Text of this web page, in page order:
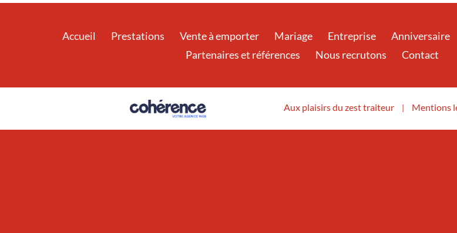
Accueil Prestations Vente à emporter Mariage Entreprise Anniversaire
Partenaires et références
Nous recrutons Contact
Aux plaisirs du zest traiteur | Mentions